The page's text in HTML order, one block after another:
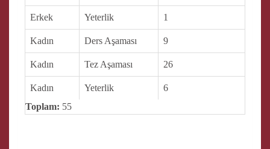
Erkek Yeterlik 1
Kadın Ders Aşaması 9
Kadın Tez Aşaması 26
Kadın Yeterlik
6
Toplam: 55